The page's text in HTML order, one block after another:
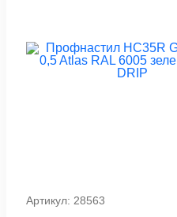
Артикул: 28563